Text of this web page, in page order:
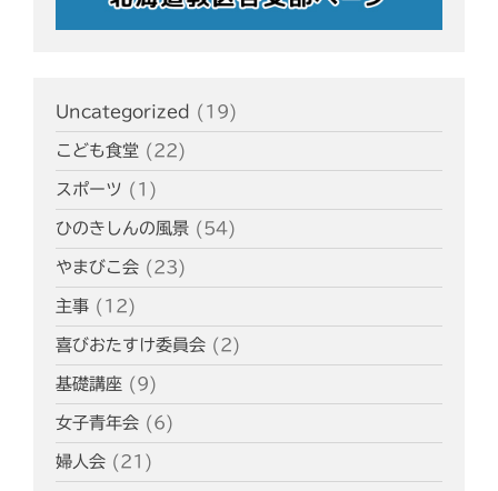
Uncategorized (19)
こども食堂 (22)
スポーツ (1)
ひのきしんの風景 (54)
やまびこ会 (23)
主事 (12)
喜びおたすけ委員会 (2)
基礎講座 (9)
女子青年会 (6)
婦人会 (21)